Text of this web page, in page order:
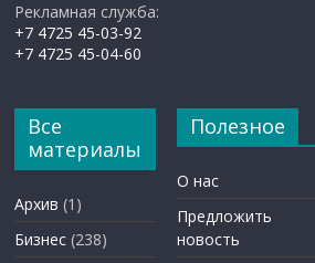
Рекламная служба:
+7 4725 45-03-92
+7 4725 45-04-60
Все
материалы
Архив (1)
Бизнес (238)
Полезное
О нас
Предложить
новость